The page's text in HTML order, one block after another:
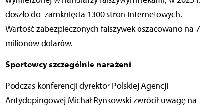
doszło do zamknięcia 1300 stron internetowych.
Wartość zabezpieczonych fałszywek oszacowano na 7
milionów dolarów.
Sportowcy szczególnie narażeni
Podczas konferencji dyrektor Polskiej Agencji
Antydopingowej Michał Rynkowski zwrócił uwagę na